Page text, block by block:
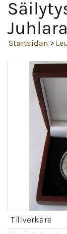
Startsidan >
Tillverkare